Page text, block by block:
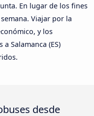
En lugar de los fines
Viajar por la
y los
Salamanca (ES)
desde